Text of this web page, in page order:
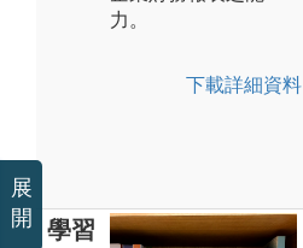
力。
下載詳細資料
學習
展
開